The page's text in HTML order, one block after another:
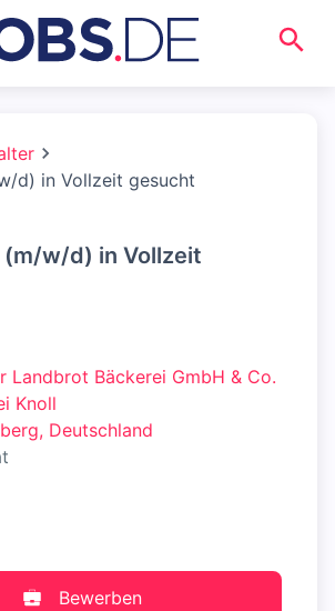
d) in Vollzeit gesucht
(m/w/d) in Vollzeit
Landbrot Bäckerei GmbH & Co.
Knoll
Deutschland
Bewerben